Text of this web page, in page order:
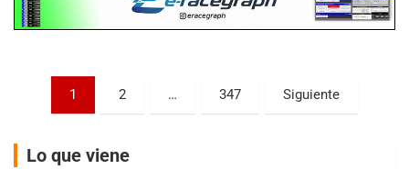
Paginación
entradas
1 2 … 347 Siguiente
Lo que viene
Trenque Lauquen (Buenos Aires)
Villaguay (Entre Ríos)
VICTORIENSE - F7